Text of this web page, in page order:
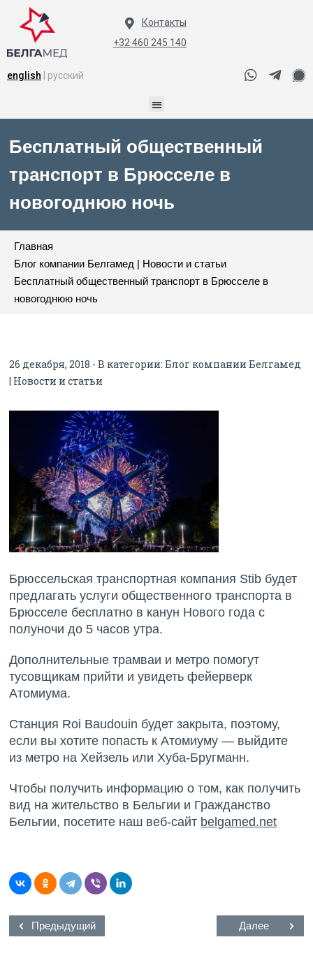
Контакты
+32 460 245 140
english | русский
Бесплатный общественный
транспорт в Брюсселе в
новогоднюю ночь
Главная
Блог компании Белгамед | Новости и статьи
Бесплатный общественный транспорт в Брюсселе в
новогоднюю ночь
26 декабря, 2018 - В категории:Блог компании Белгамед
| Новости и статьи
Брюссельская транспортная компания Stib будет
предлагать услуги общественного транспорта в
Брюсселе бесплатно в канун Нового года с
полуночи до 5 часов утра.
Дополнительные трамваи и метро помогут
тусовщикам прийти и увидеть фейерверк
Атомиума.
Станция Roi Baudouin будет закрыта, поэтому,
если вы хотите попасть к Атомиуму — выйдите
из метро на Хейзель или Хуба-Бругманн.
Чтобы получить информацию о том, как получить
вид на жительство в Бельгии и Гражданство
Бельгии, посетите наш веб-сайт belgamed.net
Далее
Предыдущий